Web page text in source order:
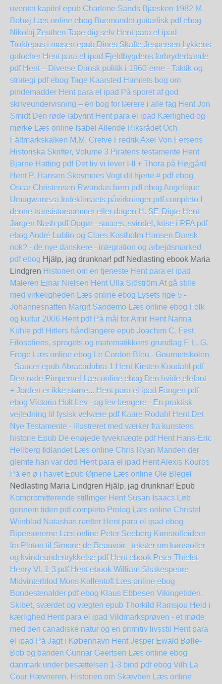
uventet kapitel epub Charlene Sands Bjæsken 1982 M.
Bohøj Læs online ebog Buemundet guitarfisk pdf ebog
Nikolaj Zeuthen Tape dig selv Hent para el ipad
Troldepus i mosen epub Dines Skafte Jespersen Lykkens
galocher Hent para el ipad Fjeldbygdens forbryderbande
pdf Hent – Diverse Dansk politik i 1960´erne - Taktik og
strategi pdf ebog Tage Kaarsted Hamlets bog om
pindemadder Hent para el ipad På sporet af god
skriveundervisning – en bog for lærere i alle fag Hent Jon
Smidt Den røde labyrint Hent para el ipad Kærlighed og
mørke Læs online Isabel Allende Riksrådet Och
Fältmarkskalken M.M. Grefve Fredrik Axel Von Fersens
Historiska Skrifter, Volume 3 Piratens testamente Hent
Bjarne Hatting pdf Det liv vi lever I-II + Thora på Højgård
Hent P. Hansen Skovmoes Vogt dit hjerte # pdf ebog
Oscar Christensen Rwandas børn pdf ebog Angelique
Umugwaneza Indeklimaets påvirkninger pdf completo
denne transistorsommer eller dagen H. SE-Digte Hent
Jørgen Nash pdf Opgør - succes, svindel, krise i PFA pdf
ebog André Lublin og Claes Kastholm Hansen Dansk
nok? - de nye danskere - integration og arbejdsmarked
pdf ebog Hjälp, jag drunknar! pdf Nedlasting ebook Maria
Lindgren Historien om en tjeneste Hent para el ipad
Maleren Ejnar Nielsen Hent Ulla Sjöström At gå stille
med virkeligheden Læs online ebog Lysets rige 5 -
Johannesnatten Margit Sandemo Læs online ebog Folk
og kultur 2006 Hent pdf På mål for Amir Hent Nanna
Kühle pdf Hitlers håndlangere epub Joachim C. Fest
Filosofiens, sprogets og matematikkens grundlag F. L. G.
Frege Læs online ebog Le Cordon Bleu - Gourmetskolen
- Saucer epub Abracadabra 1 Hent Kirsten Koudahl pdf
Den røde Pimpernel Læs online ebog Den hvide elefant
+ Jorden er ikke større... Hent para el ipad Fangen pdf
ebog Victoria Holt Lev - og lev længere - En praktisk
vejledning til fysisk velvære pdf Kaare Rodahl
Hent Det
Nye Testamente - illustreret med værker fra kunstens
historie Epub De enøjede tyveknægte pdf Hent Hans-Eric
Hellberg
Ildlandet Læs online Chris Ryan Manden der
glemte han var død Hent para el ipad Hent Alexis Kouros
På en ø i havet Epub Øjnene Læs online Ole Blegel
Nedlasting Maria Lindgren Hjälp, jag drunknar! Epub
Kompromitterende stillinger Hent Susan Isaacs Løb
gennem tiden pdf completo Prolog Læs online Christel
Wiinblad Natashas nætter Hent para el ipad ebog
Bipersonerne Læs online Peter Seeberg Kønsrolleideer -
fra Platon til Simone de Beauvoir - tekster om kønsroller
og kvindeundertrykkelse pdf Hent ebook Peter Thielst
Henry VI, 1-3 pdf Hent ebook William Shakespeare
Midvinterblod Mons Kallentoft Læs online ebog
Bondestenalder pdf ebog Klaus Ebbesen Vikingetiden.
Skibet, sværdet og vægten epub Thorkild Ramsjou Held i
kærlighed Hent para el ipad Vildmarksprøven - et møde
med den canadiske natur og en primitiv livsstil Hent para
el ipad På Jagt i København Hent Jesper Ewald Bølle-
Bob og banden Gunnar Geertsen Læs online ebog
danmark under besættelsen 1-3 bind pdf ebog Vilh La
Cour Hævneren. Historien om Skævben Læs online